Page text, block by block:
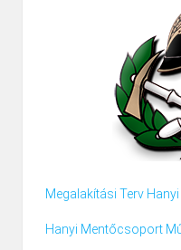
Megalakítási Terv
Hanyi Mentőcsoport